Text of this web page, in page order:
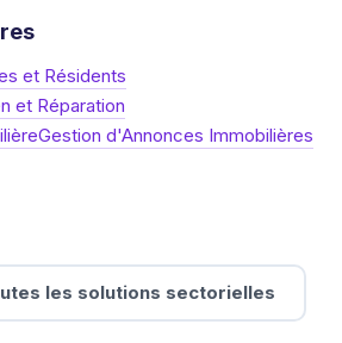
et Résidents
et Réparation
Gestion d'Annonces Immobilières
les solutions sectorielles